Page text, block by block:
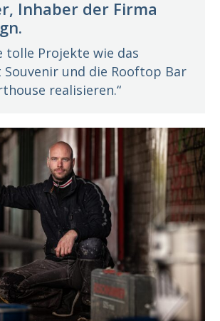
Inhaber der Firma
tolle Projekte wie das
Souvenir und die Rooftop Bar
realisieren.“